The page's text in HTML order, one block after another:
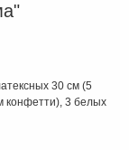
30 см (5
конфетти), 3 белых